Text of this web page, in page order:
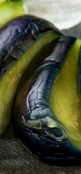
旬の食材
ペット関連